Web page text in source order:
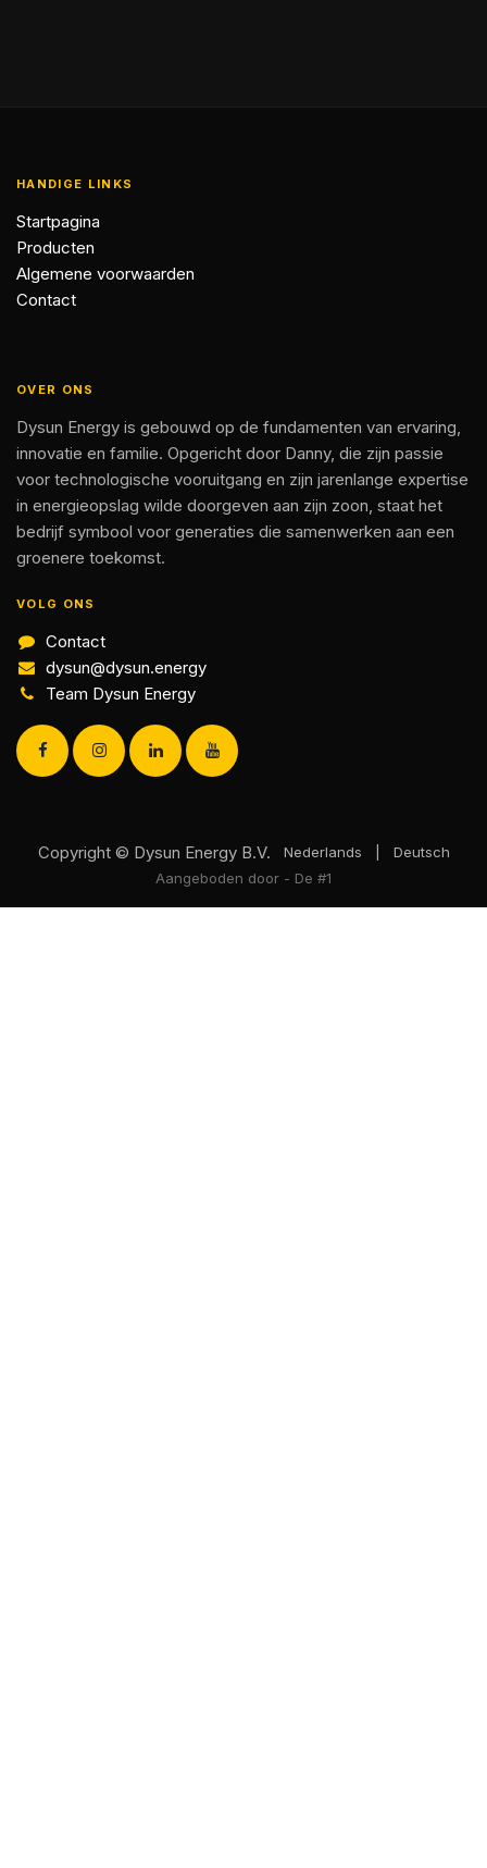
HANDIGE LINKS
Startpagina
Producten
Algemene voorwaarden
Contact
OVER ONS
Dysun Energy is gebouwd op de fundamenten van ervaring,
innovatie en familie. Opgericht door Danny, die zijn passie
voor technologische vooruitgang en zijn jarenlange expertise
in energieopslag wilde doorgeven aan zijn zoon, staat het
bedrijf symbool voor generaties die samenwerken aan een
groenere toekomst.
VOLG ONS
Contact
dysun@dysun.energy
Team Dysun Energy
Copyright © Dysun Energy B.V. Nederlands
Deutsch
Aangeboden door - De #1